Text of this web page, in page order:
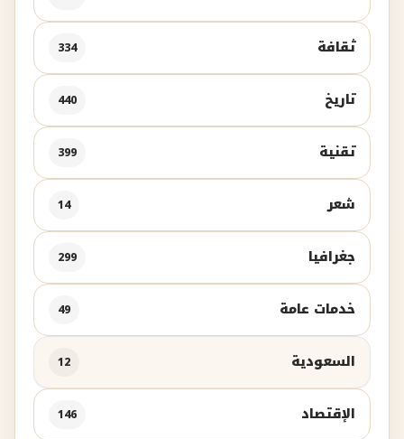
ثقافة 334
تاريخ 440
تقنية 399
شعر 14
جغرافيا 299
خدمات عامة 49
السعودية 12
الإقتصاد 146